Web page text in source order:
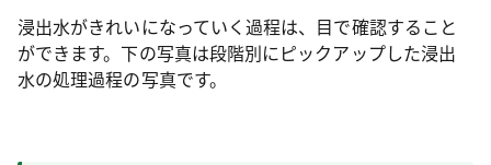
浸出水がきれいになっていく過程は、目で確認すること
ができます。下の写真は段階別にピックアップした浸出
水の処理過程の写真です。